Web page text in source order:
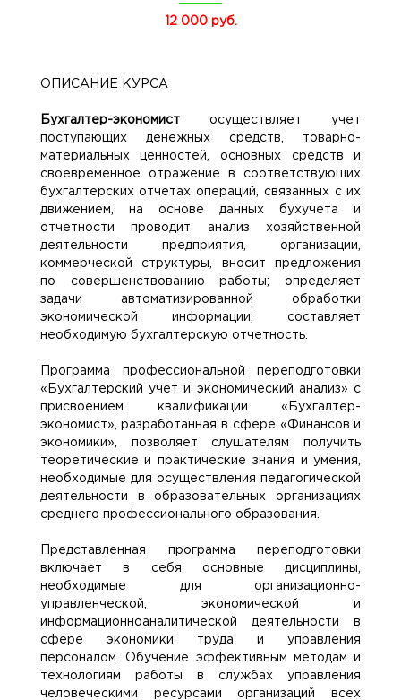
12 000 руб.
ОПИСАНИЕ КУРСА
Бухгалтер-экономист осуществляет учет
поступающих денежных средств, товарно-
материальных ценностей, основных средств и
своевременное отражение в соответствующих
бухгалтерских отчетах операций, связанных с их
движением, на основе данных бухучета и
отчетности проводит анализ хозяйственной
деятельности предприятия, организации,
коммерческой структуры, вносит предложения
по совершенствованию работы; определяет
задачи автоматизированной обработки
экономической информации; составляет
необходимую бухгалтерскую отчетность.
Программа профессиональной переподготовки
«Бухгалтерский учет и экономический анализ» с
присвоением квалификации «Бухгалтер-
экономист», разработанная в сфере «Финансов и
экономики», позволяет слушателям получить
теоретические и практические знания и умения,
необходимые для осуществления педагогической
деятельности в образовательных организациях
среднего профессионального образования.
Представленная программа переподготовки
включает в себя основные дисциплины,
необходимые для организационно-
управленческой, экономической и
информационноаналитической деятельности в
сфере экономики труда и управления
персоналом. Обучение эффективным методам и
технологиям работы в службах управления
человеческими ресурсами организаций всех